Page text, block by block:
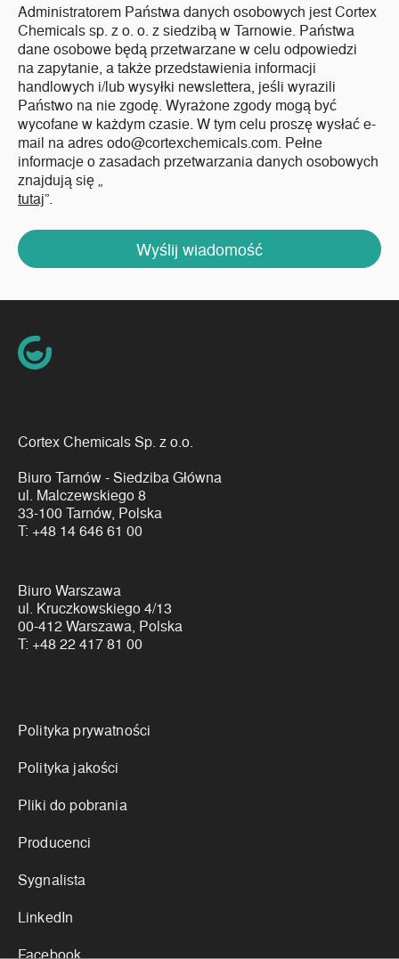
Administratorem Państwa danych osobowych jest Cortex
Chemicals sp. z o. o. z siedzibą w Tarnowie. Państwa
dane osobowe będą przetwarzane w celu odpowiedzi
na zapytanie, a także przedstawienia informacji
handlowych i/lub wysyłki newslettera, jeśli wyrazili
Państwo na nie zgodę. Wyrażone zgody mogą być
wycofane w każdym czasie. W tym celu proszę wysłać e-
mail na adres odo@cortexchemicals.com. Pełne
informacje o zasadach przetwarzania danych osobowych
znajdują się „
tutaj”.
Wyślij wiadomość
Cortex Chemicals Sp. z o.o.
Biuro Tarnów - Siedziba Główna
ul. Malczewskiego 8
33-100 Tarnów, Polska
T: +48 14 646 61 00
Biuro Warszawa
ul. Kruczkowskiego 4/13
00-412 Warszawa, Polska
T: +48 22 417 81 00
Linki
Polityka prywatności
Polityka jakości
Pliki do pobrania
Producenci
Sygnalista
LinkedIn
Facebook